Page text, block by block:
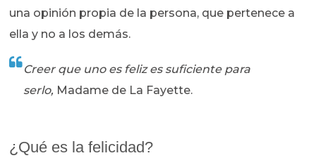
una opinión propia de la persona, que pertenece a
ella y no a los demás.
Creer que uno es feliz es suficiente para
serlo, Madame de La Fayette.
¿Qué es la felicidad?